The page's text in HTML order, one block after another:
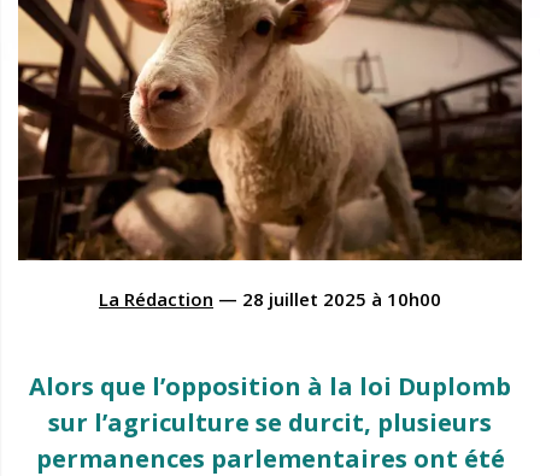
La Rédaction — 28 juillet 2025 à 10h00
Alors que l’opposition à la loi Duplomb
sur l’agriculture se durcit, plusieurs
permanences parlementaires ont été